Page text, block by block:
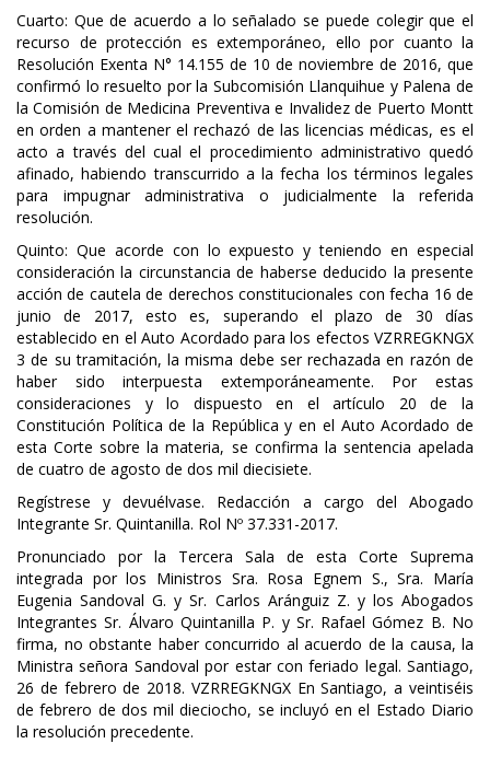
Cuarto: Que de acuerdo a lo señalado se puede colegir que el
recurso de protección es extemporáneo, ello por cuanto la
Resolución Exenta N° 14.155 de 10 de noviembre de 2016, que
confirmó lo resuelto por la Subcomisión Llanquihue y Palena de
la Comisión de Medicina Preventiva e Invalidez de Puerto Montt
en orden a mantener el rechazó de las licencias médicas, es el
acto a través del cual el procedimiento administrativo quedó
afinado, habiendo transcurrido a la fecha los términos legales
para impugnar administrativa o judicialmente la referida
resolución.
Quinto: Que acorde con lo expuesto y teniendo en especial
consideración la circunstancia de haberse deducido la presente
acción de cautela de derechos constitucionales con fecha 16 de
junio de 2017, esto es, superando el plazo de 30 días
establecido en el Auto Acordado para los efectos VZRREGKNGX
3 de su tramitación, la misma debe ser rechazada en razón de
haber sido interpuesta extemporáneamente. Por estas
consideraciones y lo dispuesto en el artículo 20 de la
Constitución Política de la República y en el Auto Acordado de
esta Corte sobre la materia, se confirma la sentencia apelada
de cuatro de agosto de dos mil diecisiete.
Regístrese y devuélvase. Redacción a cargo del Abogado
Integrante Sr. Quintanilla. Rol Nº 37.331-2017.
Pronunciado por la Tercera Sala de esta Corte Suprema
integrada por los Ministros Sra. Rosa Egnem S., Sra. María
Eugenia Sandoval G. y Sr. Carlos Aránguiz Z. y los Abogados
Integrantes Sr. Álvaro Quintanilla P. y Sr. Rafael Gómez B. No
firma, no obstante haber concurrido al acuerdo de la causa, la
Ministra señora Sandoval por estar con feriado legal. Santiago,
26 de febrero de 2018. VZRREGKNGX En Santiago, a veintiséis
de febrero de dos mil dieciocho, se incluyó en el Estado Diario
la resolución precedente.